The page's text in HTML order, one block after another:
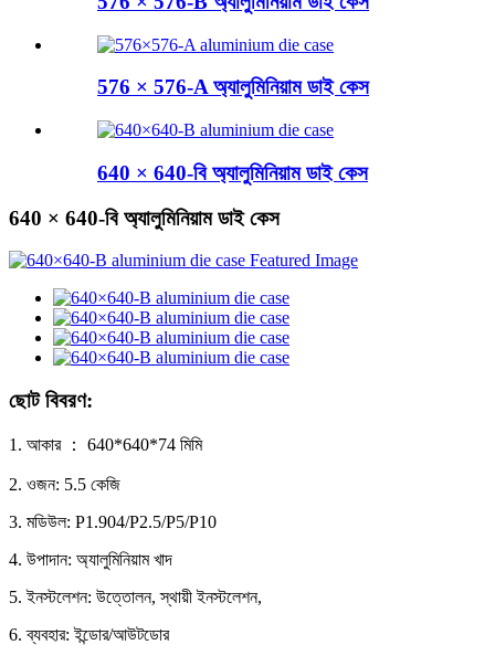
576 × 576-A অ্যালুমিনিয়াম ডাই কেস
640 × 640-বি অ্যালুমিনিয়াম ডাই কেস
640 × 640-বি অ্যালুমিনিয়াম ডাই কেস
ছোট বিবরণ:
1. আকার ： 640*640*74 মিমি
2. ওজন: 5.5 কেজি
3. মডিউল: P1.904/P2.5/P5/P10
4. উপাদান: অ্যালুমিনিয়াম খাদ
5. ইনস্টলেশন: উত্তোলন, স্থায়ী ইনস্টলেশন,
6. ব্যবহার: ইন্ডোর/আউটডোর